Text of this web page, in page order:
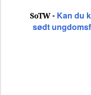
SoTW - Kan du
sødt